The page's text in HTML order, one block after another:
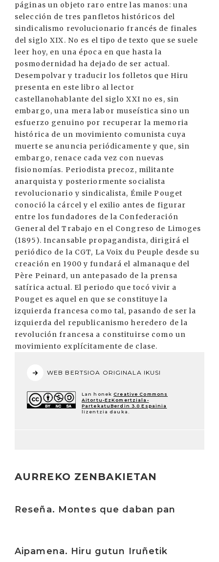
páginas un objeto raro entre las manos: una
selección de tres panfletos históricos del
sindicalismo revolucionario francés de finales
del siglo XIX. No es el tipo de texto que se suele
leer hoy, en una época en que hasta la
posmodernidad ha dejado de ser actual.
Desempolvar y traducir los folletos que Hiru
presenta en este libro al lector
castellanohablante del siglo XXI no es, sin
embargo, una mera labor museística sino un
esfuerzo genuino por recuperar la memoria
histórica de un movimiento comunista cuya
muerte se anuncia periódicamente y que, sin
embargo, renace cada vez con nuevas
fisionomías. Periodista precoz, militante
anarquista y posteriormente socialista
revolucionario y sindicalista, Émile Pouget
conoció la cárcel y el exilio antes de figurar
entre los fundadores de la Confederación
General del Trabajo en el Congreso de Limoges
(1895). Incansable propagandista, dirigirá el
periódico de la CGT, La Voix du Peuple desde su
creación en 1900 y fundará el almanaque del
Père Peinard, un antepasado de la prensa
satírica actual. El periodo que tocó vivir a
Pouget es aquel en que se constituye la
izquierda francesa como tal, pasando de ser la
izquierda del republicanismo heredero de la
revolución francesa a constituirse como un
movimiento explícitamente de clase.
WEB BERTSIOA ORIGINALA IKUSI
Lan honek Creative Commons
Aitortu-EzKomertziala-
PartekatuBerdin 3.0 Espainia
lizentzia dauka.
AURREKO ZENBAKIETAN
Reseña. Montes que daban pan
Aipamena. Hiru gutun Iruñetik